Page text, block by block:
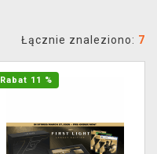
Łącznie znaleziono: 7
Rabat 11 %